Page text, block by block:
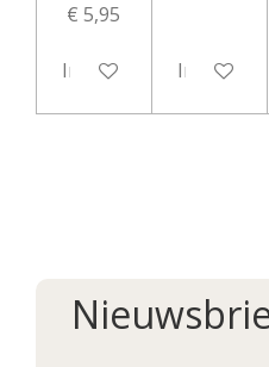
€ 5,95
In winkelwagenIn